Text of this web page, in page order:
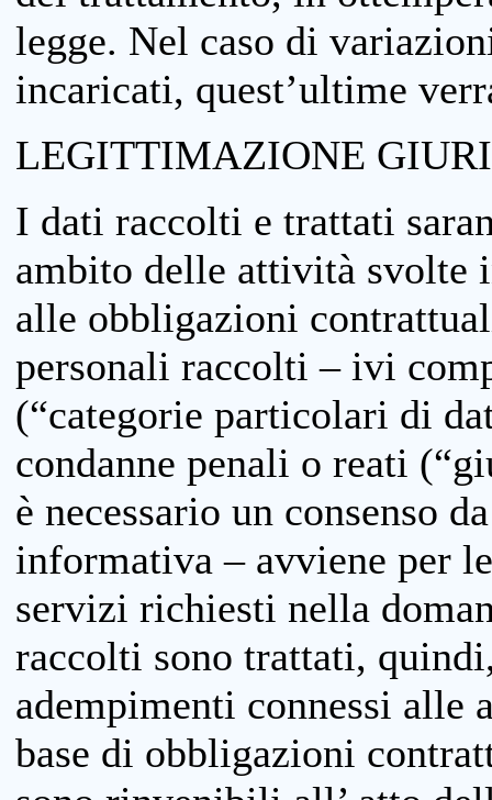
legge. Nel caso di
incaricati, quest’ultime
LEGITTIMAZIONE
I dati raccolti e trattati
ambito delle attività svolte
alle obbligazioni
personali raccolti – ivi
(“categorie particolari di
condanne penali o reati
è necessario un consenso
informativa – avviene per
servizi richiesti nella
raccolti sono trattati,
adempimenti connessi
base di obbligazioni